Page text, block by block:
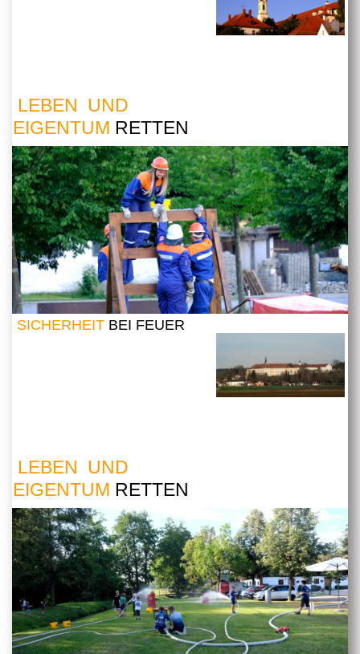
LEBEN UND
EIGENTUM RETTEN
SICHERHEIT BEI FEUER
LEBEN UND
EIGENTUM RETTEN